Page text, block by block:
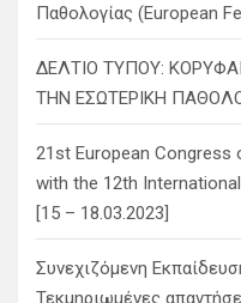
Παθολογίας (European
ΔΕΛΤΙΟ ΤΥΠΟΥ:
ΤΗΝ ΕΣΩΤΕΡΙΚΗ
21st European Congress
with the 12th
[15 – 18.03.2023]
Συνεχιζόμενη
Τεκμηριωμένες